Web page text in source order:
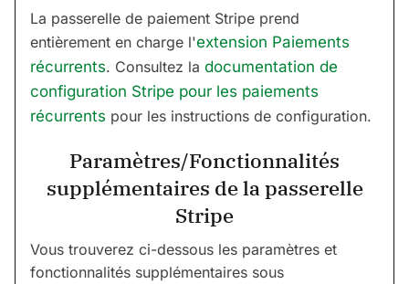
La passerelle de paiement Stripe prend
entièrement en charge l'extension Paiements
récurrents. Consultez la documentation de
configuration Stripe pour les paiements
récurrents pour les instructions de configuration.
Paramètres/Fonctionnalités
supplémentaires de la passerelle
Stripe
Vous trouverez ci-dessous les paramètres et
fonctionnalités supplémentaires sous